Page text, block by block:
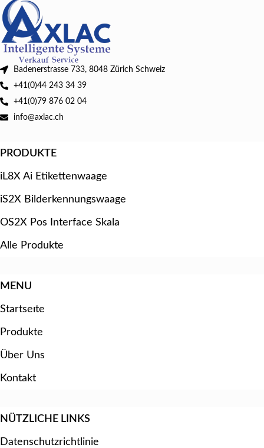
Badenerstrasse 733, 8048 Zürich Schweiz
+41(0)44 243 34 39
+41(0)79 876 02 04
info@axlac.ch
PRODUKTE
iL8X Ai Etikettenwaage
iS2X Bilderkennungswaage
OS2X Pos Interface Skala
Alle Produkte
MENU
Startseıte
Produkte
Über Uns
Kontakt
NÜTZLICHE LINKS
Datenschutzrichtlinie